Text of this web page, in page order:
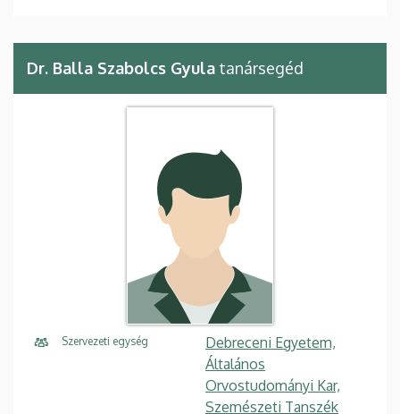
Dr. Balla Szabolcs Gyula tanársegéd
Szervezeti egység
Debreceni Egyetem,
Általános
Orvostudományi Kar,
Szemészeti Tanszék